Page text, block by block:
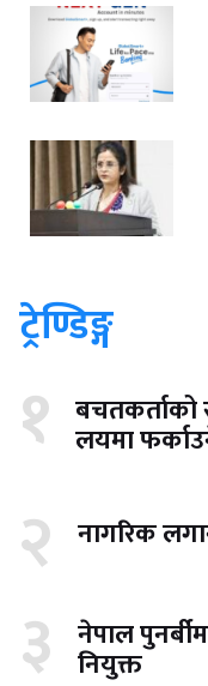
ट्रेण्डिङ्ग
१ बचतकर्ताको
लयमा
२ नागरिक
३ नेपाल
नियुक्त